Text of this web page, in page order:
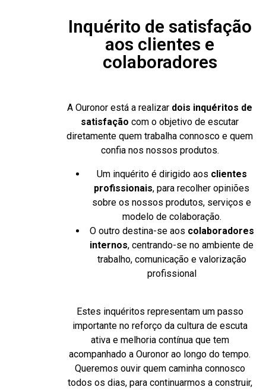
Inquérito de satisfação
aos clientes e
colaboradores
A Ouronor está a realizar dois inquéritos de
satisfação com o objetivo de escutar
diretamente quem trabalha connosco e quem
confia nos nossos produtos.
Um inquérito é dirigido aos clientes
profissionais, para recolher opiniões
sobre os nossos produtos, serviços e
modelo de colaboração.
O outro destina-se aos colaboradores
internos, centrando-se no ambiente de
trabalho, comunicação e valorização
profissional
Estes inquéritos representam um passo
importante no reforço da cultura de escuta
ativa e melhoria contínua que tem
acompanhado a Ouronor ao longo do tempo.
Queremos ouvir quem caminha connosco
todos os dias, para continuarmos a construir,